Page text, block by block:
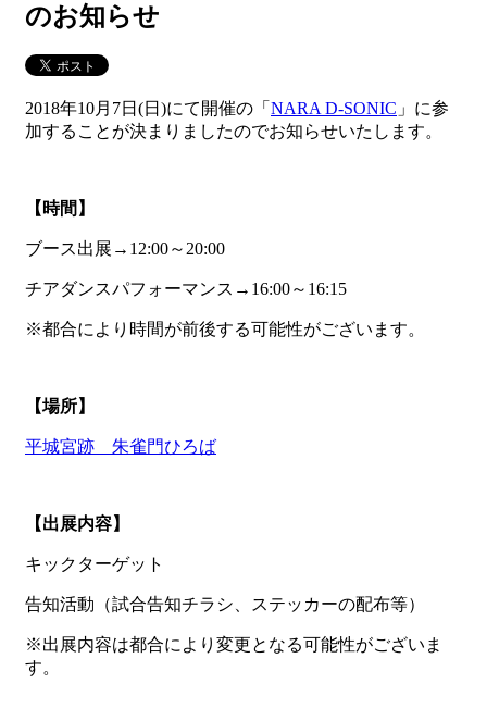
のお知らせ
2018年10月7日(日)にて開催の「 NARA D-SONIC 」に参
加することが決まりましたのでお知らせいたします。
【時間】
ブース出展→12:00～20:00
チアダンスパフォーマンス→16:00～16:15
※都合により時間が前後する可能性がございます。
【場所】
平城宮跡 朱雀門ひろば
【出展内容】
キックターゲット
告知活動（試合告知チラシ、ステッカーの配布等）
※出展内容は都合により変更となる可能性がございま
す。